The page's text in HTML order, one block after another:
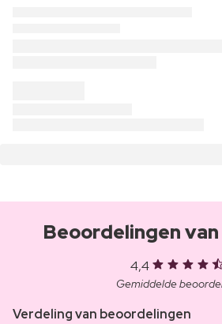
Beoordelingen
4,4
Gemiddelde
Verdeling van beoordelingen